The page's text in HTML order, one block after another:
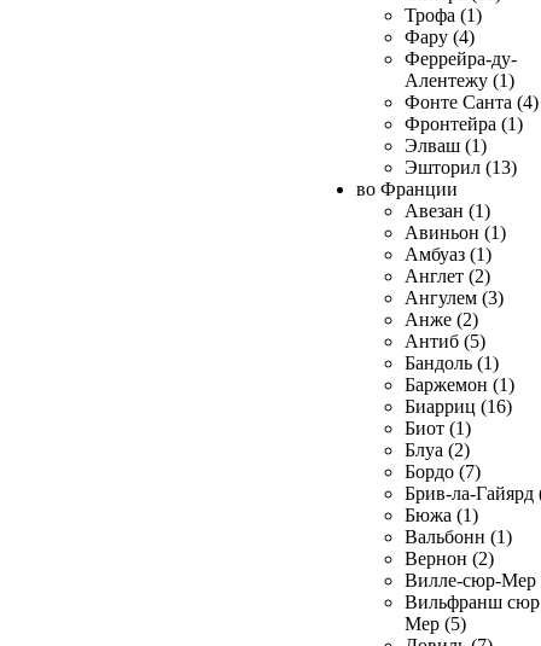
Трофа (1)
Фару (4)
Феррейра-ду-
Алентежу (1)
Фонте Санта (4)
Фронтейра (1)
Элваш (1)
Эшторил (13)
во Франции
Авезан (1)
Авиньон (1)
Амбуаз (1)
Англет (2)
Ангулем (3)
Анже (2)
Антиб (5)
Бандоль (1)
Баржемон (1)
Биарриц (16)
Биот (1)
Блуа (2)
Бордо (7)
Брив-ла-Гайярд
Бюжа (1)
Вальбонн (1)
Вернон (2)
Вилле-сюр-Мер
Вильфранш сюр
Мер (5)